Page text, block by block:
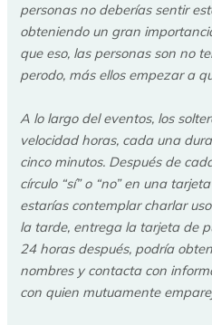
personas no deberías sentir
obteniendo un gran
que eso, las personas son no
perodo, más ellos empezar a
A lo largo del eventos, los
velocidad horas, cada una
cinco minutos. Después de
círculo “sí” o “no” en una
estarías contemplar charlar
la tarde, entrega la tarjeta de
24 horas después, podría
nombres y contacta con
con quien mutuamente